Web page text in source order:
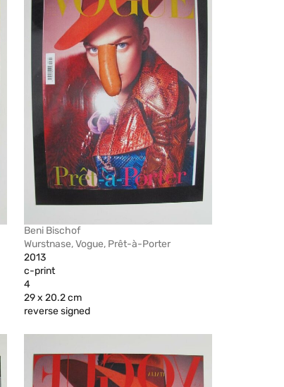
Beni Bischof
Wurstnase, Vogue, Prêt-à-Porter
2013
c-print
4
29 x 20.2 cm
reverse signed